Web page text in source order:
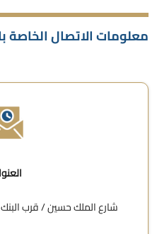
معلومات الاتصال
شارع الملك حسين / قرب البنك